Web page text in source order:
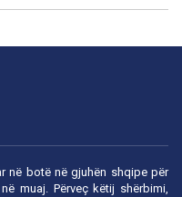
në botë në gjuhën shqipe për
muaj. Përveç këtij shërbimi,